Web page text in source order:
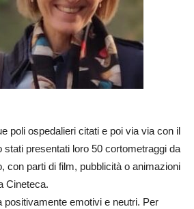
poli ospedalieri citati e poi via via con il
stati presentati loro 50 cortometraggi da
con parti di film, pubblicità o animazioni
Cineteca.
positivamente emotivi e neutri. Per